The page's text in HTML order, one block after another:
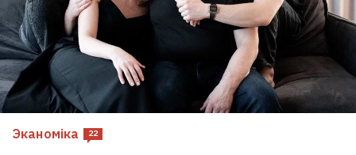
Эканоміка 22